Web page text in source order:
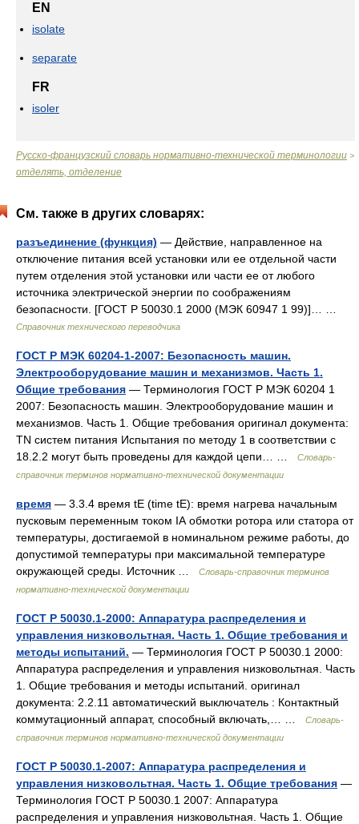
EN
isolate
separate
FR
isoler
Русско-французский словарь нормативно-технической терминологии >
отделять, отделение
См. также в других словарях:
разъединение (функция) — Действие, направленное на
отключение питания всей установки или ее отдельной части
путем отделения этой установки или части ее от любого
источника электрической энергии по соображениям
безопасности. [ГОСТ Р 50030.1 2000 (МЭК 60947 1 99)]… …
Справочник технического переводчика
ГОСТ Р МЭК 60204-1-2007: Безопасность машин.
Электрооборудование машин и механизмов. Часть 1.
Общие требования — Терминология ГОСТ Р МЭК 60204 1
2007: Безопасность машин. Электрооборудование машин и
механизмов. Часть 1. Общие требования оригинал документа:
TN систем питания Испытания по методу 1 в соответствии с
18.2.2 могут быть проведены для каждой цепи… …
Словарь-
справочник терминов нормативно-технической документации
время — 3.3.4 время tE (time tE): время нагрева начальным
пусковым переменным током IА обмотки ротора или статора от
температуры, достигаемой в номинальном режиме работы, до
допустимой температуры при максимальной температуре
окружающей среды. Источник …
Словарь-справочник терминов
нормативно-технической документации
ГОСТ Р 50030.1-2000: Аппаратура распределения и
управления низковольтная. Часть 1. Общие требования и
методы испытаний. — Терминология ГОСТ Р 50030.1 2000:
Аппаратура распределения и управления низковольтная. Часть
1. Общие требования и методы испытаний. оригинал
документа: 2.2.11 автоматический выключатель : Контактный
коммутационный аппарат, способный включать,… …
Словарь-
справочник терминов нормативно-технической документации
ГОСТ Р 50030.1-2007: Аппаратура распределения и
управления низковольтная. Часть 1. Общие требования —
Терминология ГОСТ Р 50030.1 2007: Аппаратура
распределения и управления низковольтная. Часть 1. Общие